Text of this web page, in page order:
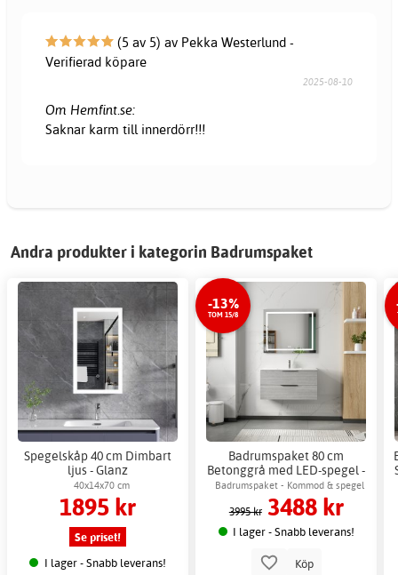
(5 av 5) av Pekka Westerlund -
Verifierad köpare
2025-08-10
Om Hemfint.se:
Saknar karm till innerdörr!!!
Andra produkter i kategorin Badrumspaket
Spegelskåp 40 cm Dimbart
ljus - Glanz
40x14x70 cm
1895 kr
Se priset!
I lager - Snabb leverans!
-13%
TOM 15/8
Badrumspaket 80 cm
Betonggrå med LED-spegel -
London + 2.00 x Badrumskrok
Badrumspaket - Kommod & spegel
med LED-belysning
3995 kr 3488 kr
I lager - Snabb leverans!
Köp